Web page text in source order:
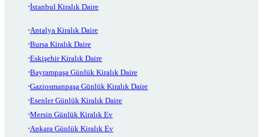
İstanbul Kiralık Daire
Antalya Kiralık Daire
Bursa Kiralık Daire
Eskişehir Kiralık Daire
Bayrampaşa Günlük Kiralık Daire
Gaziosmanpaşa Günlük Kiralık Daire
Esenler Günlük Kiralık Daire
Mersin Günlük Kiralık Ev
Ankara Günlük Kiralık Ev